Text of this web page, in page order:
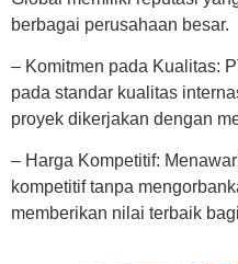
berbagai perusahaan besar.
– Komitmen pada Kualitas:
pada standar kualitas
proyek dikerjakan dengan
– Harga Kompetitif:
kompetitif tanpa
memberikan nilai terbaik